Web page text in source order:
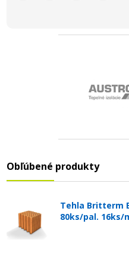
Obľúbené produkty
Tehla Britterm
80ks/pal. 16ks/